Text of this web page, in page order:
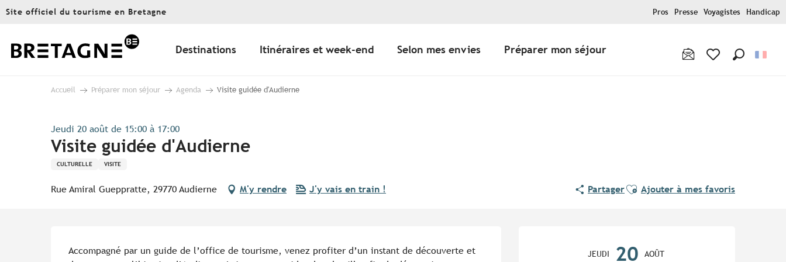
Aller
principal
Site officiel du tourisme en Bretagne Pros Presse Voyagistes Handicap
Destinations Itinéraires et week-end Selon mes envies Préparer mon séjour
Accueil Préparer mon séjour Agenda Visite guidée d'Audierne
Jeudi 20 août de 15:00 à 17:00
Visite guidée d'Audierne
CULTURELLE VISITE
Rue Amiral Gueppratte, 29770 Audierne M'y rendre J'y vais en train ! PartagerAjouter aux favoris
Ajouter à mes favoris
JEUDI 20 AOÛT
Accompagné par un guide de l’office de tourisme, venez profiter d’un instant de découverte et